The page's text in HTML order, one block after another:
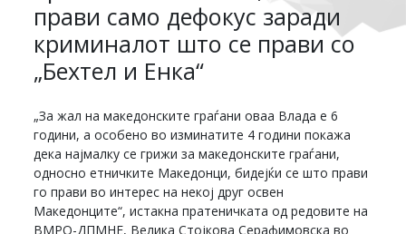
прави само дефокус заради
криминалот што се прави со
„Бехтел и Енка“
„За жал на македонските граѓани оваа Влада е 6
години, а особено во изминатите 4 години покажа
дека најмалку се грижи за македонските граѓани,
односно етничките Македонци, бидејќи се што прави
го прави во интерес на некој друг освен
Македонците“, истакна пратеничката од редовите на
ВМРО-ДПМНЕ, Велика Стојкова Серафимовска во